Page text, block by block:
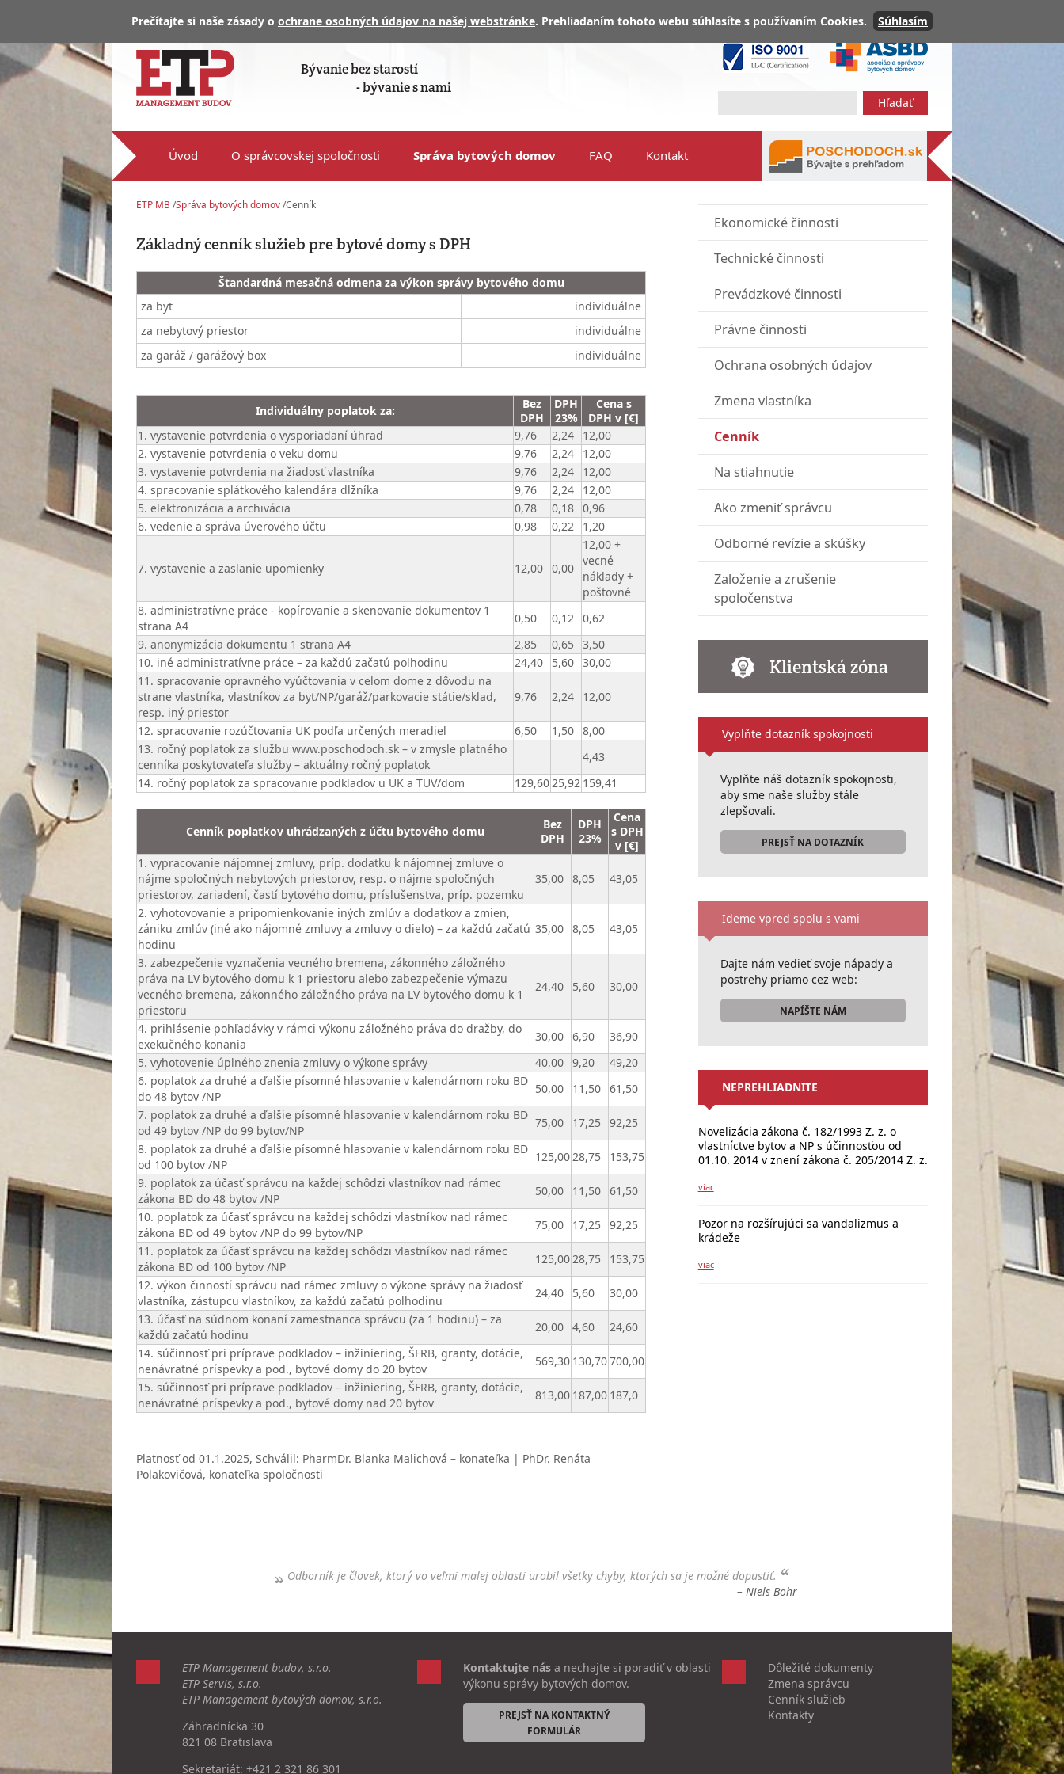
Bývanie bez starostí
- bývanie s nami
Úvod O správcovskej spoločnosti Správa bytových domov FAQ Kontakt
ETP MB /Správa bytových domov/Cenník
Základný cenník služieb pre bytové domy s DPH
Štandardná mesačná odmena za výkon správy bytového domu
za byt
individuálne
za nebytový priestor
individuálne
za garáž / garážový box
individuálne
Individuálny poplatok za:
Bez
DPH
DPH
23%
Cena s
DPH v [€]
1. vystavenie potvrdenia o vysporiadaní úhrad
9,76 2,24
12,00
2. vystavenie potvrdenia o veku domu
9,76 2,24
12,00
3. vystavenie potvrdenia na žiadosť vlastníka
9,76 2,24
12,00
4. spracovanie splátkového kalendára dlžníka
9,76 2,24
12,00
5. elektronizácia a archivácia
0,78 0,18 0,96
6. vedenie a správa úverového účtu
0,98 0,22 1,20
7. vystavenie a zaslanie upomienky 12,00 0,00
12,00 +
vecné
náklady +
poštovné
8. administratívne práce - kopírovanie a skenovanie dokumentov 1
strana A4
0,50 0,12 0,62
9. anonymizácia dokumentu 1 strana A4
2,85 0,65
3,50
10. iné administratívne práce – za každú začatú polhodinu
24,40 5,60 30,00
11. spracovanie opravného vyúčtovania v celom dome z dôvodu na
strane vlastníka, vlastníkov za byt/NP/garáž/parkovacie státie/sklad,
resp. iný priestor
9,76 2,24 12,00
12. spracovanie rozúčtovania UK podľa určených meradiel 6,50 1,50 8,00
13. ročný poplatok za službu www.poschodoch.sk – v zmysle platného
cenníka poskytovateľa služby – aktuálny ročný poplatok
4,43
14. ročný poplatok za spracovanie podkladov u UK a TUV/dom
129,6025,92 159,41
Cenník poplatkov uhrádzaných z účtu bytového domu
Bez
DPH
DPH
23%
Cena
s DPH
v [€]
1. vypracovanie nájomnej zmluvy, príp. dodatku k nájomnej zmluve o
nájme spoločných nebytových priestorov, resp. o nájme spoločných
priestorov, zariadení, častí bytového domu, príslušenstva, príp. pozemku
35,00 8,05 43,05
2. vyhotovovanie a pripomienkovanie iných zmlúv a dodatkov a zmien,
zániku zmlúv (iné ako nájomné zmluvy a zmluvy o dielo) – za každú začatú
hodinu
35,00 8,05 43,05
3. zabezpečenie vyznačenia vecného bremena, zákonného záložného
práva na LV bytového domu k 1 priestoru alebo zabezpečenie výmazu
vecného bremena, zákonného záložného práva na LV bytového domu k 1
priestoru
24,40 5,60 30,00
4. prihlásenie pohľadávky v rámci výkonu záložného práva do dražby, do
exekučného konania
30,00 6,90
36,90
5. vyhotovenie úplného znenia zmluvy o výkone správy
40,00 9,20
49,20
6. poplatok za druhé a ďalšie písomné hlasovanie v kalendárnom roku BD
do 48 bytov /NP
50,00 11,50 61,50
7. poplatok za druhé a ďalšie písomné hlasovanie v kalendárnom roku BD
od 49 bytov /NP do 99 bytov/NP
75,00 17,25
92,25
8. poplatok za druhé a ďalšie písomné hlasovanie v kalendárnom roku BD
od 100 bytov /NP
125,0028,75
153,75
9. poplatok za účasť správcu na každej schôdzi vlastníkov nad rámec
zákona BD do 48 bytov /NP
50,00 11,50 61,50
10. poplatok za účasť správcu na každej schôdzi vlastníkov nad rámec
zákona BD od 49 bytov /NP do 99 bytov/NP
75,00 17,25 92,25
11. poplatok za účasť správcu na každej schôdzi vlastníkov nad rámec
zákona BD od 100 bytov /NP
125,0028,75
153,75
12. výkon činností správcu nad rámec zmluvy o výkone správy na žiadosť
vlastníka, zástupcu vlastníkov, za každú začatú polhodinu
24,40 5,60
30,00
13. účasť na súdnom konaní zamestnanca správcu (za 1 hodinu) – za
každú začatú hodinu
20,00 4,60
24,60
14. súčinnosť pri príprave podkladov – inžiniering, ŠFRB, granty, dotácie,
nenávratné príspevky a pod., bytové domy do 20 bytov
569,30 130,70700,00
15. súčinnosť pri príprave podkladov – inžiniering, ŠFRB, granty, dotácie,
nenávratné príspevky a pod., bytové domy nad 20 bytov
813,00 187,00 187,0
Platnosť od 01.1.2025, Schválil: PharmDr. Blanka Malichová – konateľka | PhDr. Renáta
Polakovičová, konateľka spoločnosti
Ekonomické činnosti
Technické činnosti
Prevádzkové činnosti
Právne činnosti
Ochrana osobných údajov
Zmena vlastníka
Cenník
Na stiahnutie
Ako zmeniť správcu
Odborné revízie a skúšky
Založenie a zrušenie
spoločenstva
Klientská zóna
Vyplňte dotazník spokojnosti
Vyplňte náš dotazník spokojnosti,
aby sme naše služby stále
zlepšovali.
PREJSŤ NA DOTAZNÍK
Ideme vpred spolu s vami
Dajte nám vedieť svoje nápady a
postrehy priamo cez web:
NAPÍŠTE NÁM
NEPREHLIADNITE
Novelizácia zákona č. 182/1993 Z. z. o
vlastníctve bytov a NP s účinnosťou od
01.10. 2014 v znení zákona č. 205/2014 Z. z.
viac
Pozor na rozšírujúci sa vandalizmus a
krádeže
viac
Odborník je človek, ktorý vo veľmi malej oblasti urobil všetky chyby, ktorých sa je možné dopustiť.
– Niels Bohr
ETP Management budov, s.r.o.
ETP Servis, s.r.o.
ETP Management bytových domov, s.r.o.
Záhradnícka 30
821 08 Bratislava
Sekretariát:+421 2 321 86 301
Kontaktujte nás a nechajte si poradiť v oblasti
výkonu správy bytových domov.
PREJSŤ NA KONTAKTNÝ
FORMULÁR
Dôležité dokumenty
Zmena správcu
Cenník služieb
Kontakty
Prečítajte si naše zásady o ochrane osobných údajov na našej webstránke. Prehliadaním tohoto webu súhlasíte s používaním Cookies. Súhlasím